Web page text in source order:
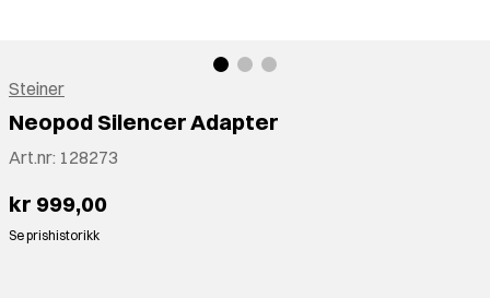
Steiner
Neopod Silencer Adapter
Art.nr: 128273
kr 999,00
Se prishistorikk